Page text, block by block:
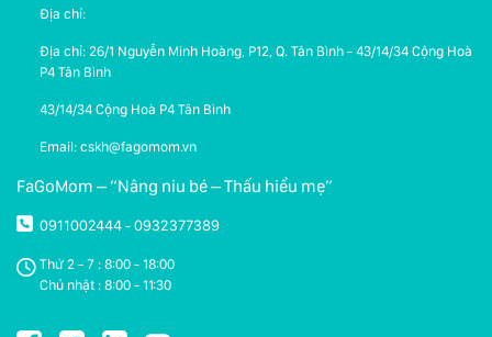
Địa chỉ:
Địa chỉ: 26/1 Nguyễn Minh Hoàng, P12, Q. Tân Bình - 43/14/34 Cộng Hoà
P4 Tân Bình
43/14/34 Cộng Hoà P4 Tân Bình
Email: cskh@fagomom.vn
FaGoMom – “Nâng niu bé – Thấu hiểu mẹ”
0911002444 - 0932377389
Thứ 2 - 7 : 8:00 - 18:00
Chủ nhật : 8:00 - 11:30